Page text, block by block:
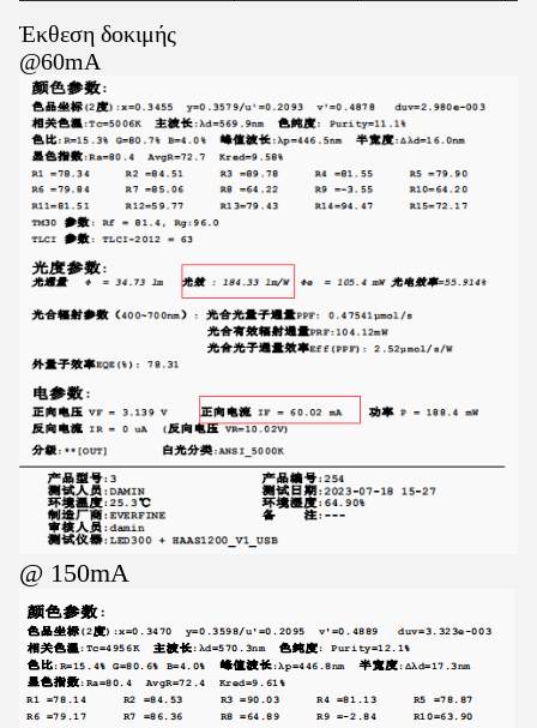
Έκθεση δοκιμής
@60mA
@ 150mA